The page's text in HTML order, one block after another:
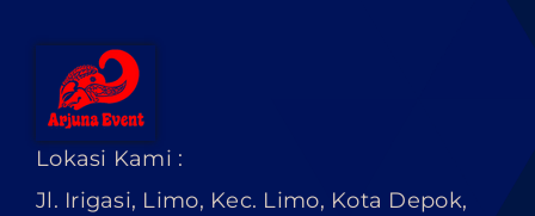
Lokasi Kami :
Jl. Irigasi, Limo, Kec. Limo, Kota Depok,